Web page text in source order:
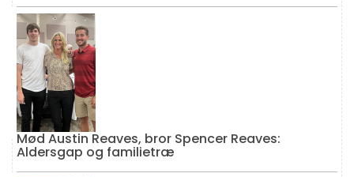
Mød Austin Reaves, bror Spencer Reaves:
Aldersgap og familietræ